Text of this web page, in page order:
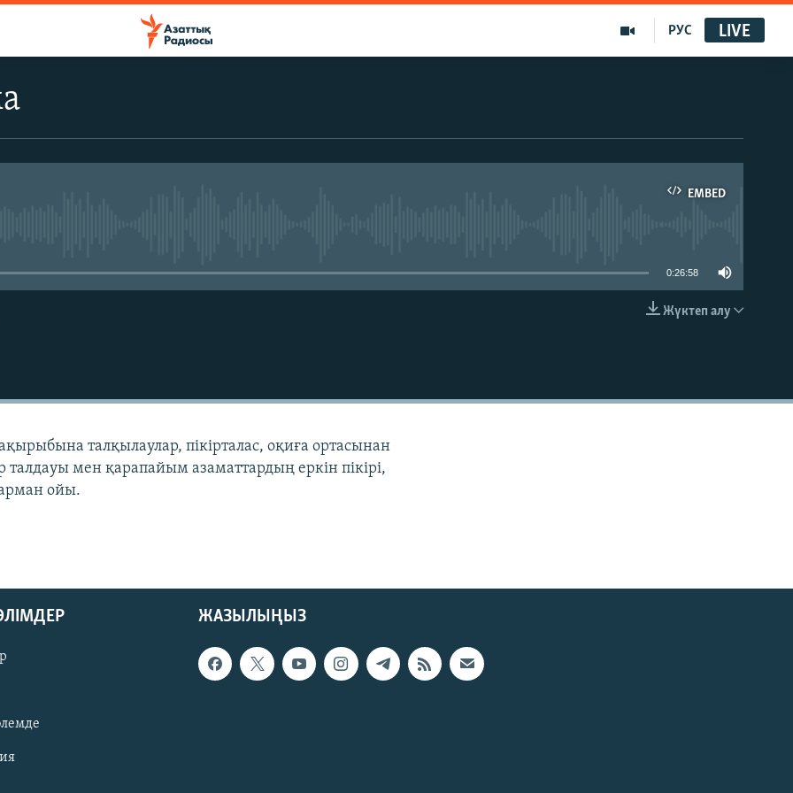
РУС LIVE
EMBED
EMBED
0:26:58
Жүктеп алу
талқылаулар, пікірталас, оқиға ортасынан
мен қарапайым азаматтардың еркін пікірі,
ойы.
ЖАЗЫЛЫҢЫЗ